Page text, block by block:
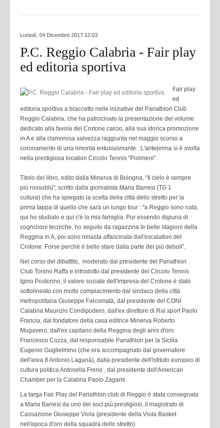
Lunedì, 04 Dicembre 2017 12:03
P.C. Reggio Calabria - Fair play
ed editoria sportiva
Fair play
ed
editoria sportiva a braccetto nelle iniziative del Panathlon Club
Reggio Calabria, che ha patrocinato la presentazione del volume
dedicato alla favola del Crotone calcio, alla sua storica promozione
in A e alla clamorosa salvezza raggiunta nel maggio scorso a
coronamento di una rimonta entusiasmante. L'anteprima si è svolta
nella prestigiosa location Circolo Tennis "Polimeni".
Titolo del libro, edito dalla Minerva di Bologna, "Il cielo è sempre
più rossoblù", scritto dalla giornalista Maria Barresi (TG 1
cultura) che ha spiegato la scelta della città dello stretto per la
prima tappa di quello che sarà un lungo tour : "a Reggio sono nata,
qui ho studiato e qui c'è la mia famiglia. Pur essendo digiuna di
cognizioni tecniche, ho seguito da ragazzina le belle stagioni della
Reggina in A, poi sono rimasta affascinata dall'escalation del
Crotone. Forse perché è bello stare dalla parte dei più deboli".
Nel corso del dibattito, moderato dal presidente del Panathlon
Club Tonino Raffa e introdotto dal presidente del Circolo Tennis
Igino Postorino, il valore sociale dell'impresa del Crotone è stato
sottolineato con molto compiacimento dal sindaco della città
metropolitana Giuseppe Falcomatà, dal presidente del CONI
Calabria Maurizio Condipodero, dall'ex direttore di Rai sport Paolo
Francia, dal fondatore della casa editrice Minerva Roberto
Mugavero, dall'ex capitano della Reggina degli anni d'oro
Francesco Cozza, dal responsabile Panathlon per la Sicilia
Eugenio Guglielmino (che era accompagnato dal governatore
dell'area 8 Antonio Laganà), dalla presidente dell'istituto europeo di
cultura politica Antonella Freno , dal presidente dell'American
Chamber per la Calabria Paolo Zagami.
La targa Fair Play del Panathlon club di Reggio è stata consegnata
a Maria Barresi da uno dei soci più prestigiosi, il magistrato di
Cassazione Giuseppe Viola (presidente della Viola Basket
nell'epoca d'oro della squadra dello stretto).